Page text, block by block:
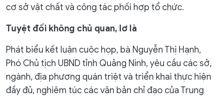
cơ sở vật chất và công tác phối hợp tổ chức.
Tuyệt đối không chủ quan, lơ là
Phát biểu kết luận cuộc họp, bà Nguyễn Thị Hạnh,
Phó Chủ tịch UBND tỉnh Quảng Ninh, yêu cầu các sở,
ngành, địa phương quán triệt và triển khai thực hiện
đầy đủ, nghiêm túc các văn bản chỉ đạo của Trung